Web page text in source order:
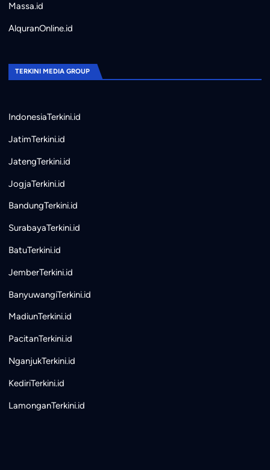
Massa.id
AlquranOnline.id
TERKINI MEDIA GROUP
IndonesiaTerkini.id
JatimTerkini.id
JatengTerkini.id
JogjaTerkini.id
BandungTerkini.id
SurabayaTerkini.id
BatuTerkini.id
JemberTerkini.id
BanyuwangiTerkini.id
MadiunTerkini.id
PacitanTerkini.id
NganjukTerkini.id
KediriTerkini.id
LamonganTerkini.id